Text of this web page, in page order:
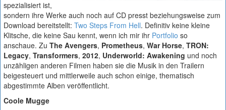
spezialisiert ist,
sondern ihre Werke auch noch auf CD presst beziehungsweise zum
Download bereitstellt: Two Steps From Hell. Definitiv keine kleine
Klitsche, die keine Sau kennt, wenn ich mir ihr Portfolio so
anschaue. Zu The Avengers, Prometheus, War Horse, TRON:
Legacy, Transformers, 2012, Underworld: Awakening und noch
unzähligen anderen Filmen haben sie die Musik in den Trailern
beigesteuert und mittlerweile auch schon einige, thematisch
abgestimmte Alben veröffentlicht.
Coole Mugge